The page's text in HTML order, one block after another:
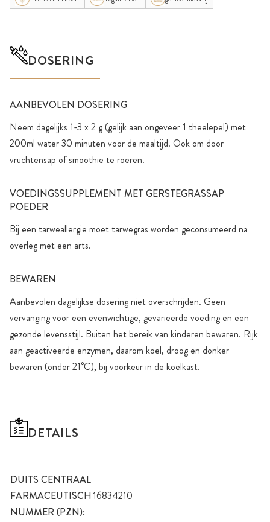
DOSERING
AANBEVOLEN DOSERING
Neem dagelijks 1-3 x 2 g (gelijk aan ongeveer 1 theelepel) met
200ml water 30 minuten voor de maaltijd. Ook om door
vruchtensap of smoothie te roeren.
VOEDINGSSUPPLEMENT MET GERSTEGRASSAP
POEDER
Bij een tarweallergie moet tarwegras worden geconsumeerd na
overleg met een arts.
BEWAREN
Aanbevolen dagelijkse dosering niet overschrijden. Geen
vervanging voor een evenwichtige, gevarieerde voeding en een
gezonde levensstijl. Buiten het bereik van kinderen bewaren. Rijk
aan geactiveerde enzymen, daarom koel, droog en donker
bewaren (onder 21°C), bij voorkeur in de koelkast.
DETAILS
DUITS CENTRAAL
FARMACEUTISCH
NUMMER (PZN):
16834210